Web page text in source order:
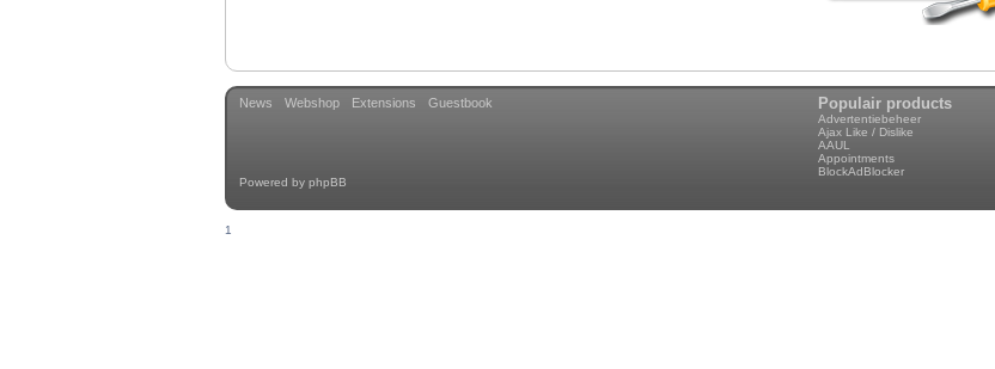
Populair products
Advertentiebeheer
Ajax Like / Dislike
AAUL
Appointments
BlockAdBlocker
News Webshop Extensions Guestbook
Powered by phpBB
1